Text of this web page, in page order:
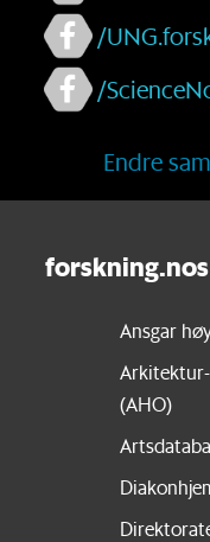
/
/
Endre
Ansgar
(AHO)